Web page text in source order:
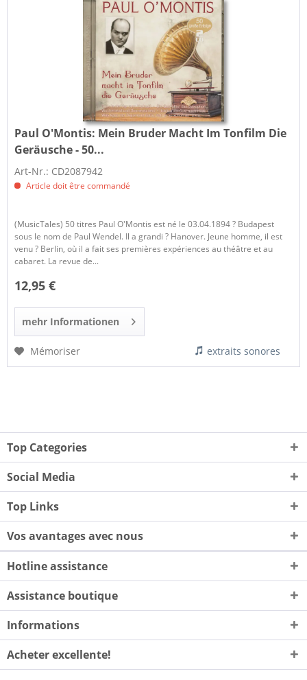
Paul O'Montis: Mein Bruder Macht Im Tonfilm Die
Geräusche - 50...
Art-Nr.: CD2087942
Article doit être commandé
(MusicTales) 50 titres Paul O'Montis est né le 03.04.1894 ? Budapest
sous le nom de Paul Wendel. Il a grandi ? Hanover. Jeune homme, il est
venu ? Berlin, où il a fait ses premières expériences au théâtre et au
cabaret. La revue de...
12,95 €
mehr Informationen
Mémoriser extraits sonores
Top Categories
Social Media
Top Links
Vos avantages avec nous
Hotline assistance
Assistance boutique
Informations
Acheter excellente!